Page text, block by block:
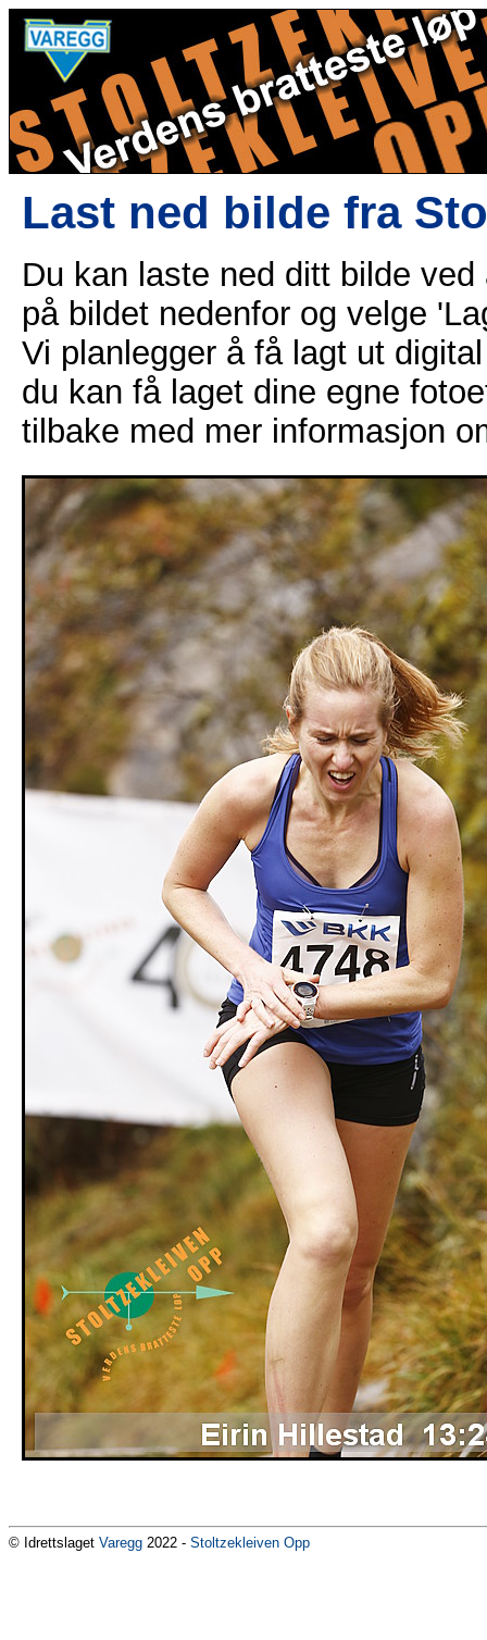
Last ned bilde fra
Du kan laste ned ditt bilde
på bildet nedenfor og velge
Vi planlegger å få lagt ut
du kan få laget dine egne
tilbake med mer informasjon
© Idrettslaget Varegg 2022 - Stoltzekleiven Opp